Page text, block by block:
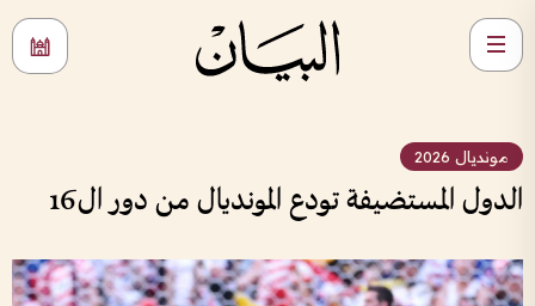
مونديال 2026
الدول المستضيفة تودع المونديال من دور ال16